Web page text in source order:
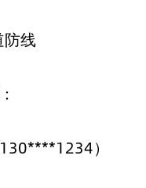
防线
）